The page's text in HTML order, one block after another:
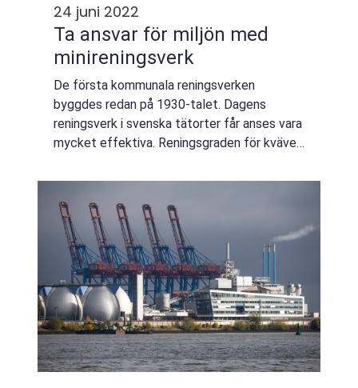
24 juni 2022
Ta ansvar för miljön med
minireningsverk
De första kommunala reningsverken
byggdes redan på 1930-talet. Dagens
reningsverk i svenska tätorter får anses vara
mycket effektiva. Reningsgraden för kväve,
som BOD, är mycket hög eller drygt 99,5
procent....